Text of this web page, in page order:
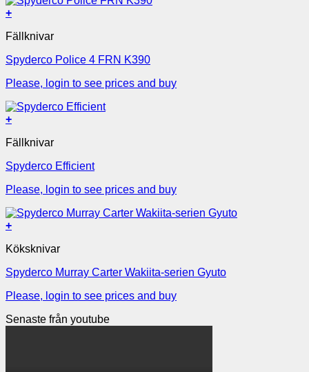
+
Fällknivar
Spyderco Police 4 FRN K390
Please, login to see prices and buy
+
Fällknivar
Spyderco Efficient
Please, login to see prices and buy
+
Köksknivar
Spyderco Murray Carter Wakiita-serien Gyuto
Please, login to see prices and buy
Senaste från youtube